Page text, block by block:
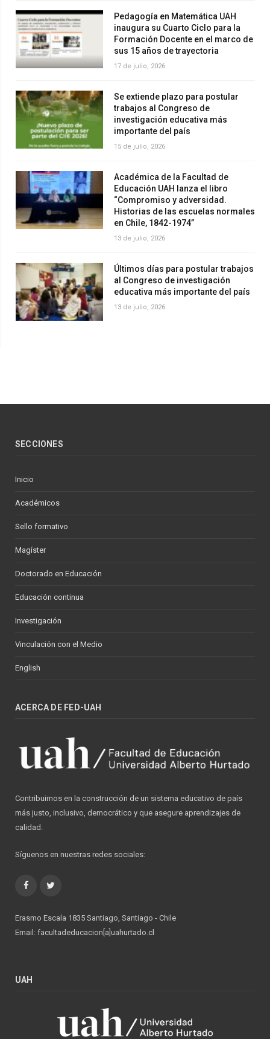
Pedagogía en Matemática UAH
inaugura su Cuarto Ciclo para la
Formación Docente en el marco de
sus 15 años de trayectoria
17 de julio, 2026
Se extiende plazo para postular
trabajos al Congreso de
investigación educativa más
importante del país
15 de julio, 2026
Académica de la Facultad de
Educación UAH lanza el libro
“Compromiso y adversidad.
Historias de las escuelas normales
en Chile, 1842-1974”
13 de julio, 2026
Últimos días para postular trabajos
al Congreso de investigación
educativa más importante del país
13 de julio, 2026
SECCIONES
Inicio
Académicos
Sello formativo
Magíster
Doctorado en Educación
Educación continua
Investigación
Vinculación con el Medio
English
ACERCA DE FED-UAH
Contribuimos en la construcción de un sistema educativo de país
más justo, inclusivo, democrático y que asegure aprendizajes de
calidad.
Síguenos en nuestras redes sociales:
Facebook
Erasmo Escala 1835 Santiago, Santiago - Chile
Email: facultadeducacion[a]uahurtado.cl
UAH